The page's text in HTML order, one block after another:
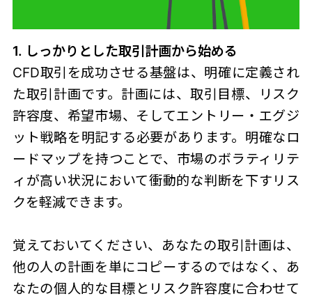
1. しっかりとした取引計画から始める
CFD取引を成功させる基盤は、明確に定義され
た取引計画です。計画には、取引目標、リスク
許容度、希望市場、そしてエントリー・エグジ
ット戦略を明記する必要があります。明確なロ
ードマップを持つことで、市場のボラティリテ
ィが高い状況において衝動的な判断を下すリス
クを軽減できます。
覚えておいてください、あなたの取引計画は、
他の人の計画を単にコピーするのではなく、あ
なたの個人的な目標とリスク許容度に合わせて